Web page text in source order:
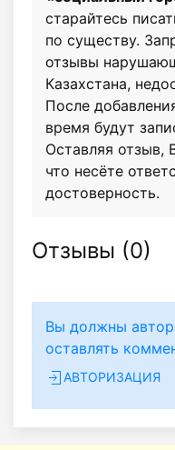
старайтесь
по существу.
отзывы
Казахстана,
После
время будут
Оставляя отзыв,
что несёте
достоверность.
Отзывы (0)
Вы должны
оставлять
АВТОРИЗАЦИЯ